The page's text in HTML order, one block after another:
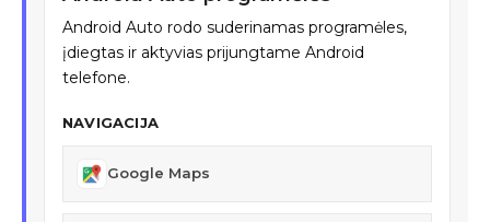
Android Auto rodo suderinamas programėles,
įdiegtas ir aktyvias prijungtame Android
telefone.
NAVIGACIJA
Google Maps